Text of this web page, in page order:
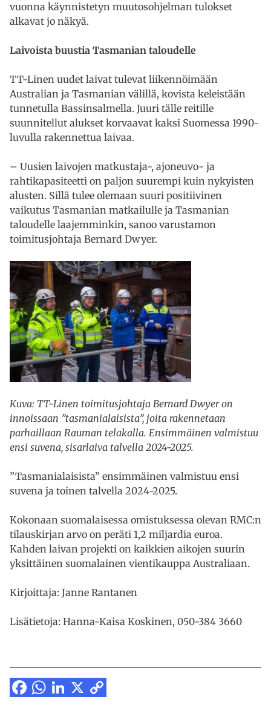
vuonna käynnistetyn muutosohjelman tulokset
alkavat jo näkyä.
Laivoista buustia Tasmanian taloudelle
TT-Linen uudet laivat tulevat liikennöimään
Australian ja Tasmanian välillä, kovista keleistään
tunnetulla Bassinsalmella. Juuri tälle reitille
suunnitellut alukset korvaavat kaksi Suomessa 1990-
luvulla rakennettua laivaa.
– Uusien laivojen matkustaja-, ajoneuvo- ja
rahtikapasiteetti on paljon suurempi kuin nykyisten
alusten. Sillä tulee olemaan suuri positiivinen
vaikutus Tasmanian matkailulle ja Tasmanian
taloudelle laajemminkin, sanoo varustamon
toimitusjohtaja Bernard Dwyer.
Kuva: TT-Linen toimitusjohtaja Bernard Dwyer on
innoissaan ”tasmanialaisista”, joita rakennetaan
parhaillaan Rauman telakalla. Ensimmäinen valmistuu
ensi suvena, sisarlaiva talvella 2024-2025.
”Tasmanialaisista” ensimmäinen valmistuu ensi
suvena ja toinen talvella 2024-2025.
Kokonaan suomalaisessa omistuksessa olevan RMC:n
tilauskirjan arvo on peräti 1,2 miljardia euroa.
Kahden laivan projekti on kaikkien aikojen suurin
yksittäinen suomalainen vientikauppa Australiaan.
Kirjoittaja: Janne Rantanen
Lisätietoja: Hanna-Kaisa Koskinen, 050-384 3660